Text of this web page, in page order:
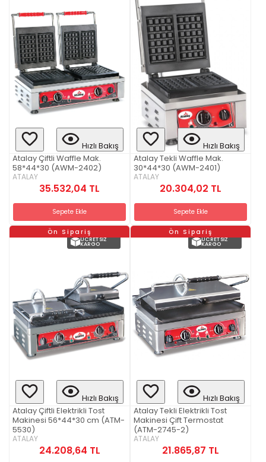
Hızlı Bakış
Atalay Çiftli Waffle Mak.
58*44*30 (AWM-2402)
ATALAY
35.532,04 TL
Sepete Ekle
Hızlı Bakış
Atalay Tekli Waffle Mak.
30*44*30 (AWM-2401)
ATALAY
20.304,02 TL
Sepete Ekle
Ön Sipariş
ÜCRETSIZ
KARGO
Hızlı Bakış
Atalay Çiftli Elektrikli Tost
Makinesi 56*44*30 cm (ATM-
5530)
ATALAY
24.208,64 TL
Ön Sipariş
ÜCRETSIZ
KARGO
Hızlı Bakış
Atalay Tekli Elektrikli Tost
Makinesi Çift Termostat
(ATM-2745-2)
ATALAY
21.865,87 TL